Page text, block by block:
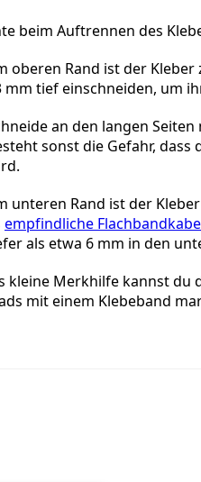
beim Auftrennen des
oberen Rand ist der
mm tief einschneiden, um
an den langen
sonst die Gefahr, dass
unteren Rand ist der
empfindliche
als etwa 6 mm in den
kleine Merkhilfe kannst du
mit einem Klebeband